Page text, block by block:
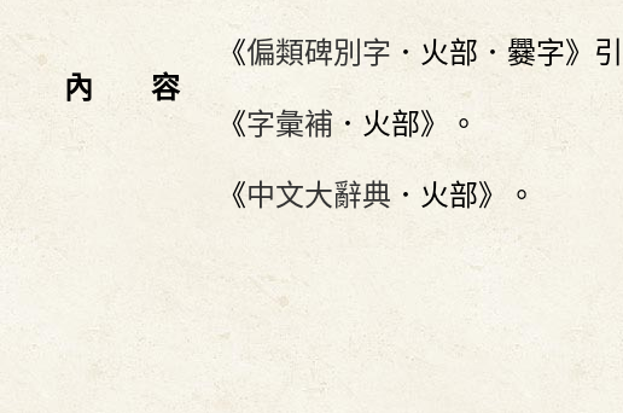
內 容
《偏類碑別字 ．火部．爨字》
《字彙補．火部》。
《中文大辭典 ．火部》。